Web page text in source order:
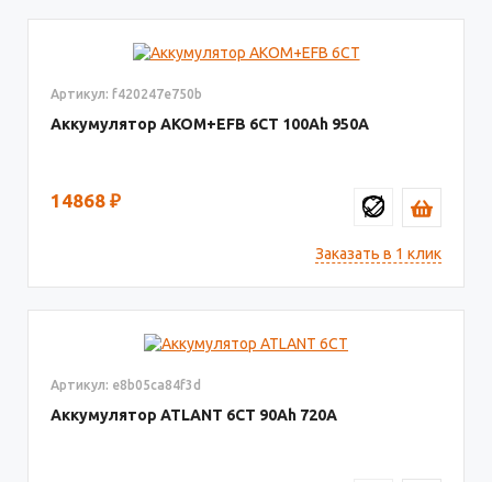
Артикул: f420247e750b
Аккумулятор AKOM+EFB 6СТ 100 950
14868 ₽
Заказать в 1 клик
Артикул: e8b05ca84f3d
Аккумулятор ATLANT 6СТ 90 720